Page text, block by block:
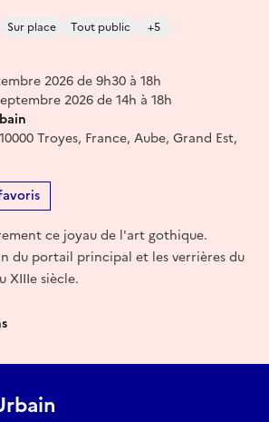
Sur place Tout public +5
2026 de 9h30 à 18h
2026 de 14h à 18h
Troyes, France, Aube, Grand Est,
ce joyau de l'art gothique.
du portail principal et les verrières du
siècle.